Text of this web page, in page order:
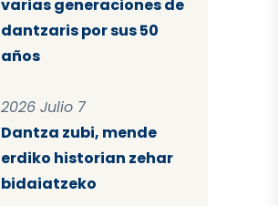
varias generaciones de
dantzaris por sus 50
años
2026 Julio 7
Dantza zubi, mende
erdiko historian zehar
bidaiatzeko